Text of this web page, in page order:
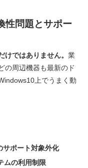
性問題とサポー
ではありません。 業
の周辺機器も最新のド
上でうまく動
ポート対象外化
ムの利用制限